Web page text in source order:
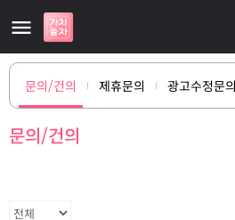
문의/건의 제휴문의 광고수정문의
문의/건의